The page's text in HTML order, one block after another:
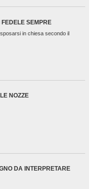
SEMPRE
in chiesa secondo il
NOZZE
DA INTERPRETARE